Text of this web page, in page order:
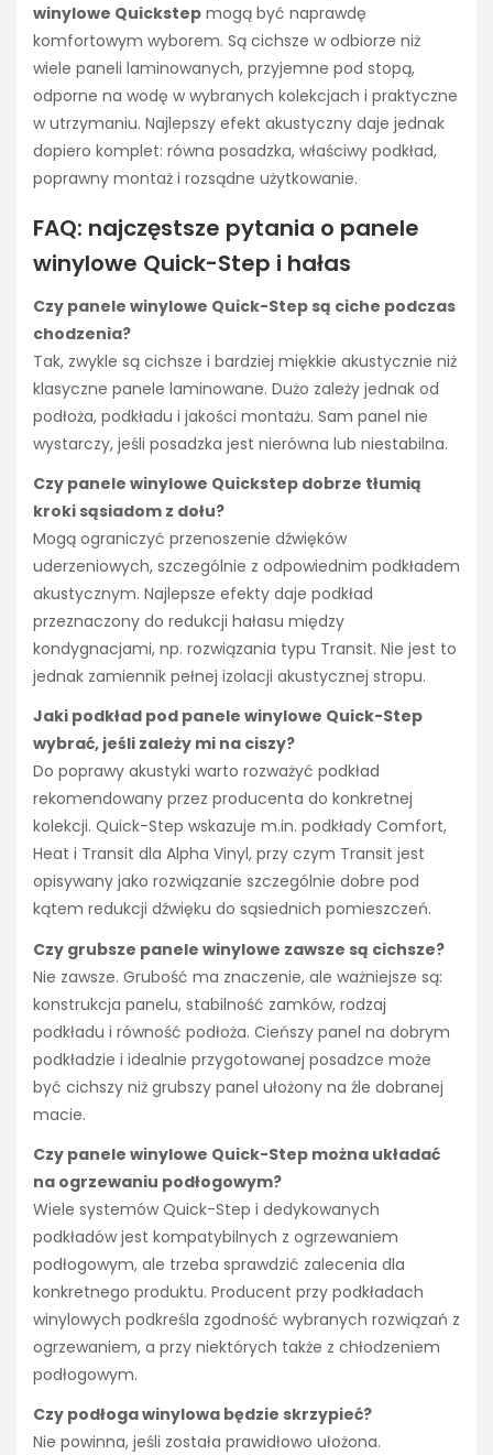
winylowe Quickstep mogą być naprawdę
komfortowym wyborem. Są cichsze w odbiorze niż
wiele paneli laminowanych, przyjemne pod stopą,
odporne na wodę w wybranych kolekcjach i praktyczne
w utrzymaniu. Najlepszy efekt akustyczny daje jednak
dopiero komplet: równa posadzka, właściwy podkład,
poprawny montaż i rozsądne użytkowanie.
FAQ: najczęstsze pytania o panele
winylowe Quick-Step i hałas
Czy panele winylowe Quick-Step są ciche podczas
chodzenia?
Tak, zwykle są cichsze i bardziej miękkie akustycznie niż
klasyczne panele laminowane. Dużo zależy jednak od
podłoża, podkładu i jakości montażu. Sam panel nie
wystarczy, jeśli posadzka jest nierówna lub niestabilna.
Czy panele winylowe Quickstep dobrze tłumią
kroki sąsiadom z dołu?
Mogą ograniczyć przenoszenie dźwięków
uderzeniowych, szczególnie z odpowiednim podkładem
akustycznym. Najlepsze efekty daje podkład
przeznaczony do redukcji hałasu między
kondygnacjami, np. rozwiązania typu Transit. Nie jest to
jednak zamiennik pełnej izolacji akustycznej stropu.
Jaki podkład pod panele winylowe Quick-Step
wybrać, jeśli zależy mi na ciszy?
Do poprawy akustyki warto rozważyć podkład
rekomendowany przez producenta do konkretnej
kolekcji. Quick-Step wskazuje m.in. podkłady Comfort,
Heat i Transit dla Alpha Vinyl, przy czym Transit jest
opisywany jako rozwiązanie szczególnie dobre pod
kątem redukcji dźwięku do sąsiednich pomieszczeń.
Czy grubsze panele winylowe zawsze są cichsze?
Nie zawsze. Grubość ma znaczenie, ale ważniejsze są:
konstrukcja panelu, stabilność zamków, rodzaj
podkładu i równość podłoża. Cieńszy panel na dobrym
podkładzie i idealnie przygotowanej posadzce może
być cichszy niż grubszy panel ułożony na źle dobranej
macie.
Czy panele winylowe Quick-Step można układać
na ogrzewaniu podłogowym?
Wiele systemów Quick-Step i dedykowanych
podkładów jest kompatybilnych z ogrzewaniem
podłogowym, ale trzeba sprawdzić zalecenia dla
konkretnego produktu. Producent przy podkładach
winylowych podkreśla zgodność wybranych rozwiązań z
ogrzewaniem, a przy niektórych także z chłodzeniem
podłogowym.
Czy podłoga winylowa będzie skrzypieć?
Nie powinna, jeśli została prawidłowo ułożona.